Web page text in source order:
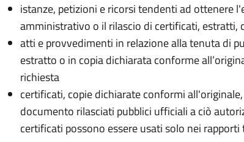
istanze, petizioni e ricorsi tendenti ad ottenere
amministrativo o il rilascio di certificati, estratti,
atti e provvedimenti in relazione alla tenuta di
estratto o in copia dichiarata conforme
richiesta
certificati, copie dichiarate conformi
documento rilasciati pubblici ufficiali a ciò
certificati possono essere usati solo nei rapporti